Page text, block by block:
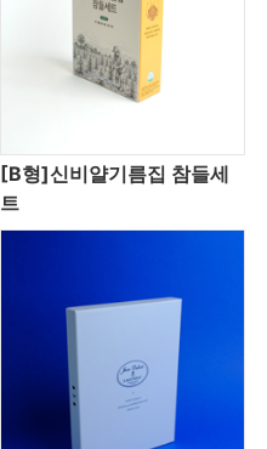
[B형]신비얄기름집 참들세
트